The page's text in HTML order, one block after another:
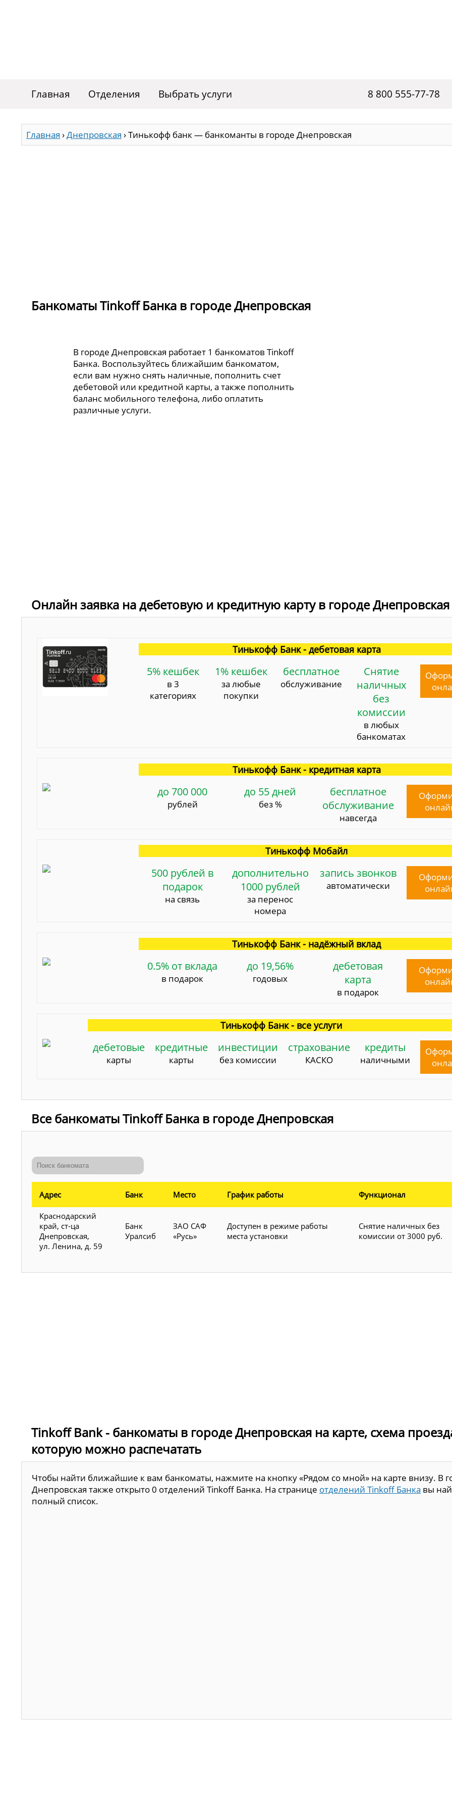
Главная Отделения Выбрать услуги 8 800 555-77-78
Главная ›Днепровская ›Тинькофф банк — банкоманты в городе Днепровская
Банкоматы Tinkoff Банка в городе Днепровская
В городе Днепровская работает 1 банкоматов Tinkoff
Банка. Воспользуйтесь ближайшим банкоматом,
если вам нужно снять наличные, пополнить счет
дебетовой или кредитной карты, а также пополнить
баланс мобильного телефона, либо оплатить
различные услуги.
Онлайн заявка на дебетовую и кредитную карту в городе Днепровская
Тинькофф Банк - дебетовая карта
5% кешбек
в 3
категориях
1% кешбек
за любые
покупки
бесплатное
обслуживание
Снятие
наличных
без
комиссии
в любых
банкоматах
Тинькофф Банк - кредитная карта
до 700 000
рублей
до 55 дней
без %
бесплатное
обслуживание
навсегда
Тинькофф Мобайл
500 рублей в
подарок
на связь
дополнительно
1000 рублей
за перенос
номера
запись звонков
автоматически
Тинькофф Банк - надёжный вклад
0.5% от вклада
в подарок
до 19,56%
годовых
дебетовая
карта
в подарок
Тинькофф Банк - все услуги
дебетовые
карты
кредитные
карты
инвестиции
без комиссии
страхование
КАСКО
кредиты
наличными
Все банкоматы Tinkoff Банка в городе Днепровская
Адрес Банк Место График работы Функционал
Краснодарский
край, ст-ца
Днепровская,
ул. Ленина, д. 59
Банк
Уралсиб
ЗАО САФ
«Русь»
Доступен в режиме работы
места установки
Снятие наличных без
комиссии от 3000 руб.
Tinkoff Bank - банкоматы в городе Днепровская на карте, схема
которую можно распечатать
Чтобы найти ближайшие к вам банкоматы, нажмите на кнопку «Рядом со мной» на карте внизу. В
Днепровская также открыто 0 отделений Tinkoff Банка. На странице отделений Tinkoff Банка вы
полный список.